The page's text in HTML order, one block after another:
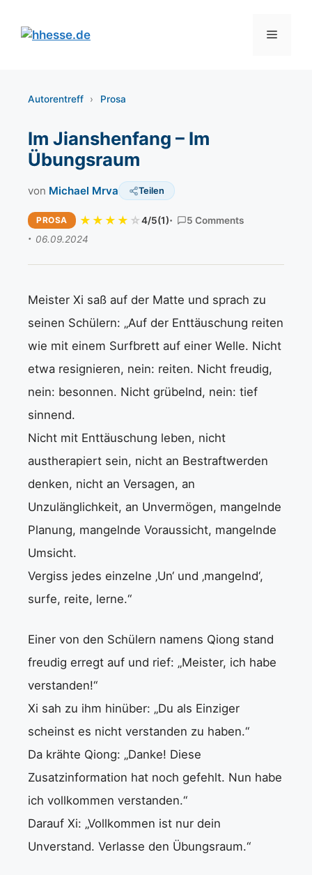
Inhalt
springen
Menü
Autorentreff › Prosa
Im Jianshenfang – Im
Übungsraum
von Michael Mrva Teilen
PROSA 4/5(1)
5 Comments
06.09.2024
Meister Xi saß auf der Matte und sprach zu
seinen Schülern: „Auf der Enttäuschung reiten
wie mit einem Surfbrett auf einer Welle. Nicht
etwa resignieren, nein: reiten. Nicht freudig,
nein: besonnen. Nicht grübelnd, nein: tief
sinnend.
Nicht mit Enttäuschung leben, nicht
austherapiert sein, nicht an Bestraftwerden
denken, nicht an Versagen, an
Unzulänglichkeit, an Unvermögen, mangelnde
Planung, mangelnde Voraussicht, mangelnde
Umsicht.
Vergiss jedes einzelne ‚Un‘ und ‚mangelnd‘,
surfe, reite, lerne.“
Einer von den Schülern namens Qiong stand
freudig erregt auf und rief: „Meister, ich habe
verstanden!“
Xi sah zu ihm hinüber: „Du als Einziger
scheinst es nicht verstanden zu haben.“
Da krähte Qiong: „Danke! Diese
Zusatzinformation hat noch gefehlt. Nun habe
ich vollkommen verstanden.“
Darauf Xi: „Vollkommen ist nur dein
Unverstand. Verlasse den Übungsraum.“